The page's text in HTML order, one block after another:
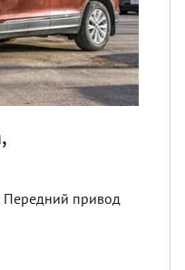
Передний привод